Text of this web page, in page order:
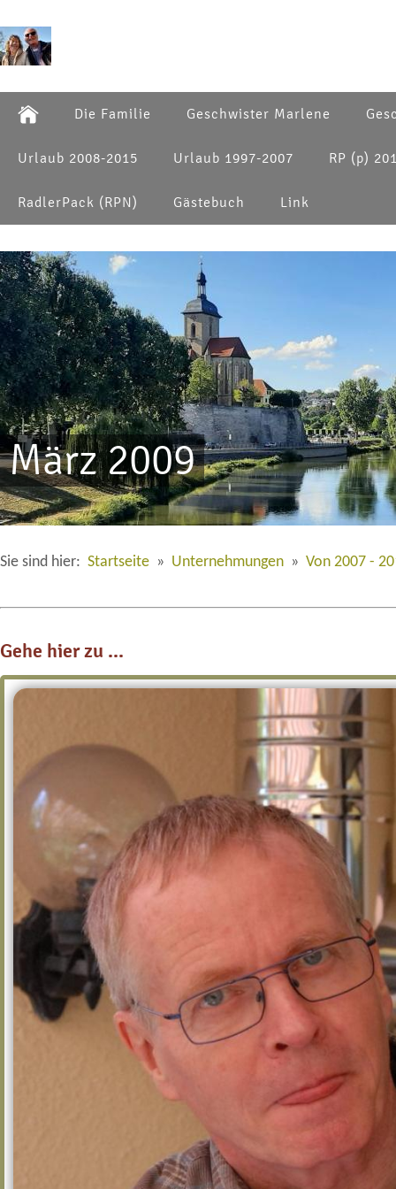
Die Familie Geschwister Marlene
Urlaub 2008-2015 Urlaub 1997-2007 RP (p)
RadlerPack (RPN) Gästebuch Link
März 2009
Sie sind hier: Startseite » Unternehmungen » Von 2007 -
Gehe hier zu ...